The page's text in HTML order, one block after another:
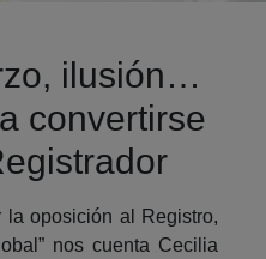
ilusión…
convertirse
la oposición al Registro,
nos cuenta Cecilia